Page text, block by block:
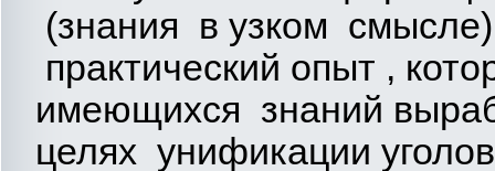
(знания в узком
практический опыт ,
имеющихся знаний
целях унификации